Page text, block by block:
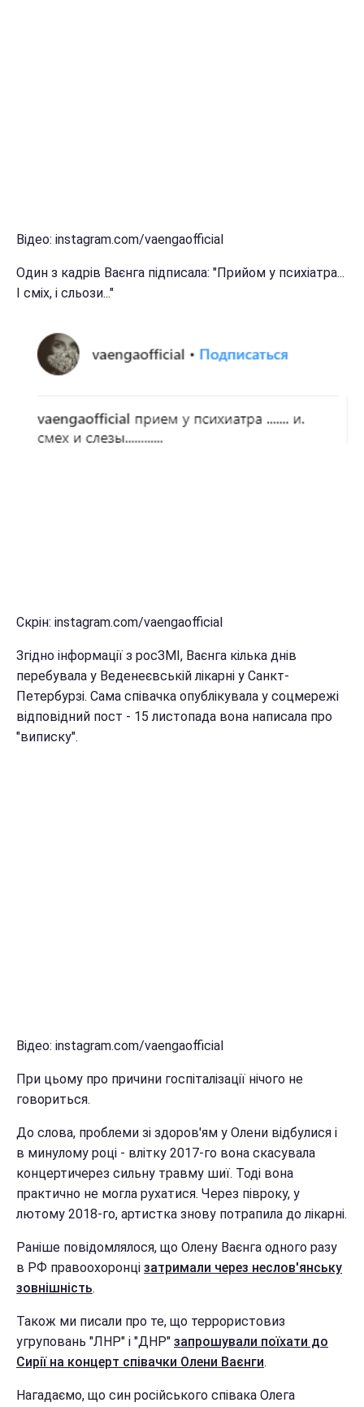
Відео: instagram.com/vaengaofficial
Один з кадрів Ваєнга підписала: "Прийом у психіатра...
І сміх, і сльози..."
Скрін: instagram.com/vaengaofficial
Згідно інформації з росЗМІ, Ваєнга кілька днів
перебувала у Веденеєвській лікарні у Санкт-
Петербурзі. Сама співачка опублікувала у соцмережі
відповідний пост - 15 листопада вона написала про
"виписку".
Відео: instagram.com/vaengaofficial
При цьому про причини госпіталізації нічого не
говориться.
До слова, проблеми зі здоров'ям у Олени відбулися і
в минулому році - влітку 2017-го вона скасувала
концертичерез сильну травму шиї. Тоді вона
практично не могла рухатися. Через півроку, у
лютому 2018-го, артистка знову потрапила до лікарні.
Раніше повідомлялося, що Олену Ваєнга одного разу
в РФ правоохоронці затримали через неслов'янську
зовнішність.
Також ми писали про те, що террористовиз
угруповань "ЛНР" і "ДНР" запрошували поїхати до
Сирії на концерт співачки Олени Ваєнги.
Нагадаємо, що син російського співака Олега